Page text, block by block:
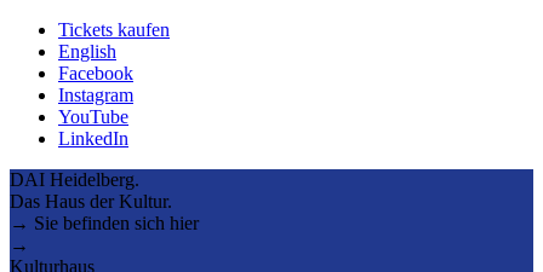
Tickets kaufen
English
Facebook
Instagram
YouTube
LinkedIn
DAI Heidelberg.
Das Haus der Kultur.
→ Sie befinden sich hier
→
Kulturhaus